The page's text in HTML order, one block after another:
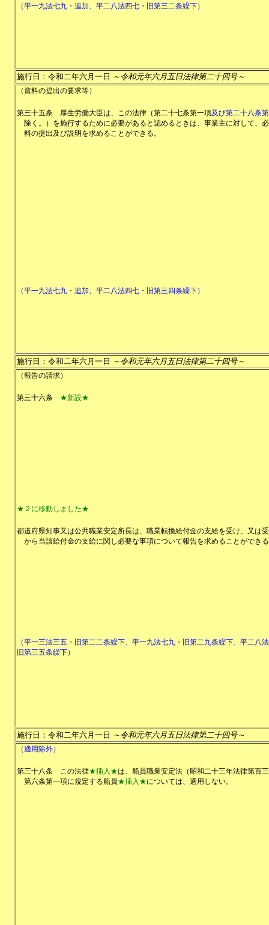
（平一九法七九・追加、平二八法四七・旧第三二条繰下）
施行日：令和二年六月一日 ～令和元年六月五日法律第二十四号～
（資料の提出の要求等）
第三十五条 厚生労働大臣は、この法律（第二十七条第一項及び第二十八条
除く。）を施行するために必要があると認めるときは、事業主に対して、
料の提出及び説明を求めることができる。
（平一九法七九・追加、平二八法四七・旧第三四条繰下）
施行日：令和二年六月一日 ～令和元年六月五日法律第二十四号～
（報告の請求）
第三十六条 ★新設★
★２に移動しました★
都道府県知事又は公共職業安定所長は、職業転換給付金の支給を受け、又は
から当該給付金の支給に関し必要な事項について報告を求めることができ
（平一三法三五・旧第二二条繰下、平一九法七九・旧第二九条繰下、平二八
旧第三五条繰下）
施行日：令和二年六月一日 ～令和元年六月五日法律第二十四号～
（適用除外）
第三十八条 この法律★挿入★は、船員職業安定法（昭和二十三年法律第百
第六条第一項に規定する船員★挿入★については、適用しない。